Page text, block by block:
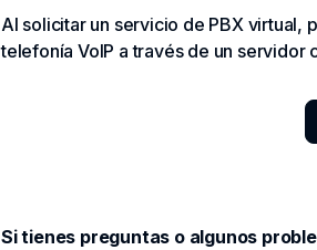
Al solicitar un servicio de PBX virtual,
telefonía VoIP a través de un servidor
Si tienes preguntas o algunos